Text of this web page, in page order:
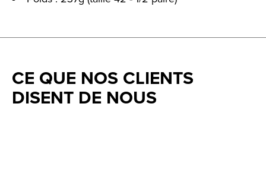
CE QUE NOS CLIENTS
DISENT DE NOUS